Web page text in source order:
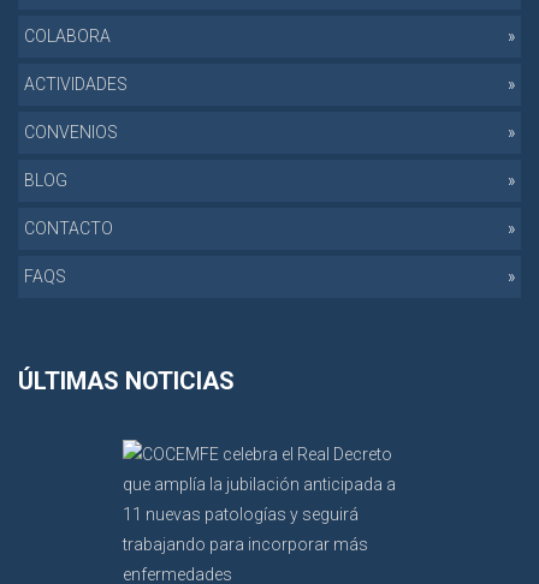
COLABORA
ACTIVIDADES
CONVENIOS
BLOG
CONTACTO
FAQS
ÚLTIMAS NOTICIAS